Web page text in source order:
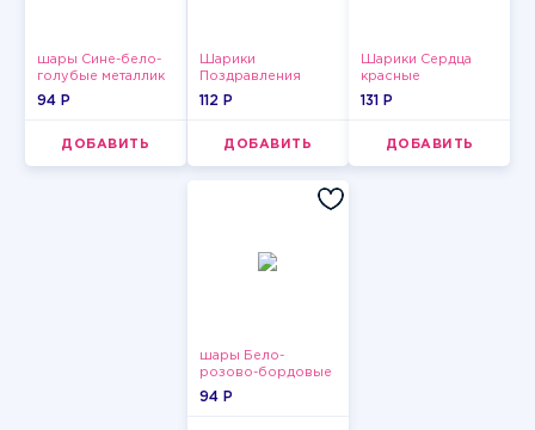
шары Сине-бело-
голубые металлик
94 P
ДОБАВИТЬ
Шарики
Поздравления
112 P
ДОБАВИТЬ
Шарики Сердца
красные
131 P
ДОБАВИТЬ
шары Бело-
розово-бордовые
металлик
94 P